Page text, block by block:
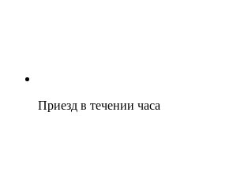
Приезд в течении часа